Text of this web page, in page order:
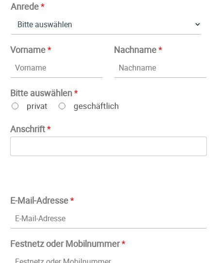
Anrede*
Vorname* Nachname*
Bitte auswählen*
privat geschäftlich
Anschrift*
E-Mail-Adresse*
Festnetz oder Mobilnummer*